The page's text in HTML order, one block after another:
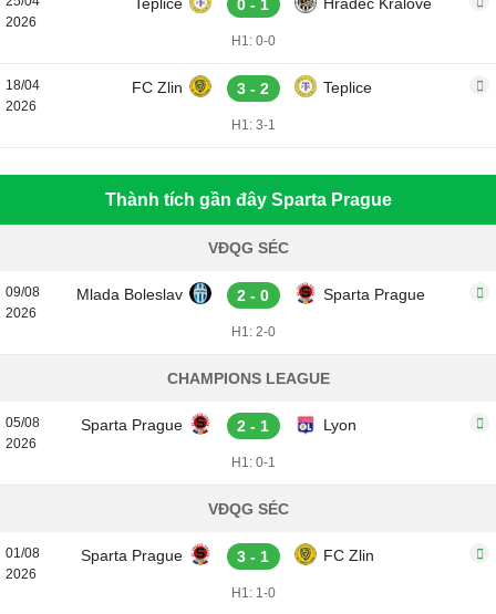
2026
0 - 1
H1: 0-0
18/04
2026
FC Zlin 3 - 2 Teplice
H1: 3-1
Thành tích gần đây Sparta Prague
VĐQG SÉC
09/08
2026
Mlada Boleslav 2 - 0 Sparta Prague
H1: 2-0
CHAMPIONS LEAGUE
05/08
2026
Sparta Prague 2 - 1 Lyon
H1: 0-1
VĐQG SÉC
01/08
2026
Sparta Prague 3 - 1 FC Zlin
H1: 1-0